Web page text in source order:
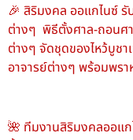
🎉 สิริมงคล ออแกไนซ์
ต่างๆ พิธีตั้งศาล-ถอนศา
ต่างๆ จัดชุดของไหว้บูช
อาจารย์ต่างๆ พร้อมพร
🌺 ทีมงานสิริมงคลออแก